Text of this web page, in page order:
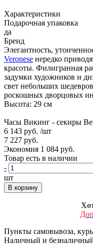
Характеристики
Подарочная упаковка
да
Бренд
Элегантность,
Veronese нередко
красоты. Филигранная
задумки художников и
свет небольших
роскошных дворцовых
Высота: 29 см
Часы Викинг - секиры
6 143 руб. /шт
7 227 руб.
Экономия 1 084 руб.
Товар есть в наличии
-
шт
В корзину
Пункты самовывоза,
Наличный и